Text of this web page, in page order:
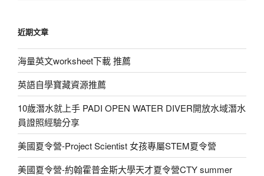
近期文章
海量英文worksheet下載 推薦
英語自學寶藏資源推薦
10歲潛水就上手 PADI OPEN WATER DIVER開放水域潛水
員證照經驗分享
美國夏令營-Project Scientist 女孩專屬STEM夏令營
美國夏令營-約翰霍普金斯大學天才夏令營CTY summer